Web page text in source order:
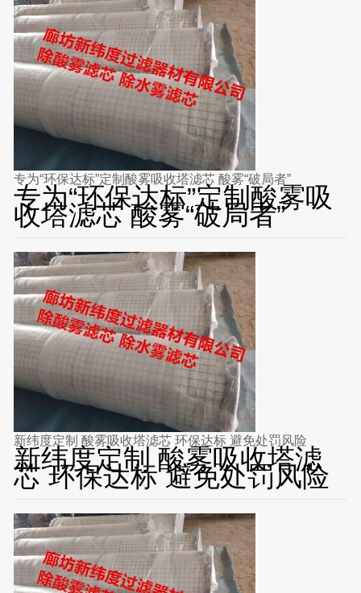
专为“环保达标”定制酸雾吸收塔滤芯 酸雾“破局者”
专为“环保达标”定制酸雾吸
收塔滤芯 酸雾“破局者”
新纬度定制 酸雾吸收塔滤芯 环保达标 避免处罚风险
新纬度定制 酸雾吸收塔滤
芯 环保达标 避免处罚风险